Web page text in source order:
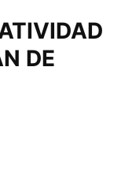
DE